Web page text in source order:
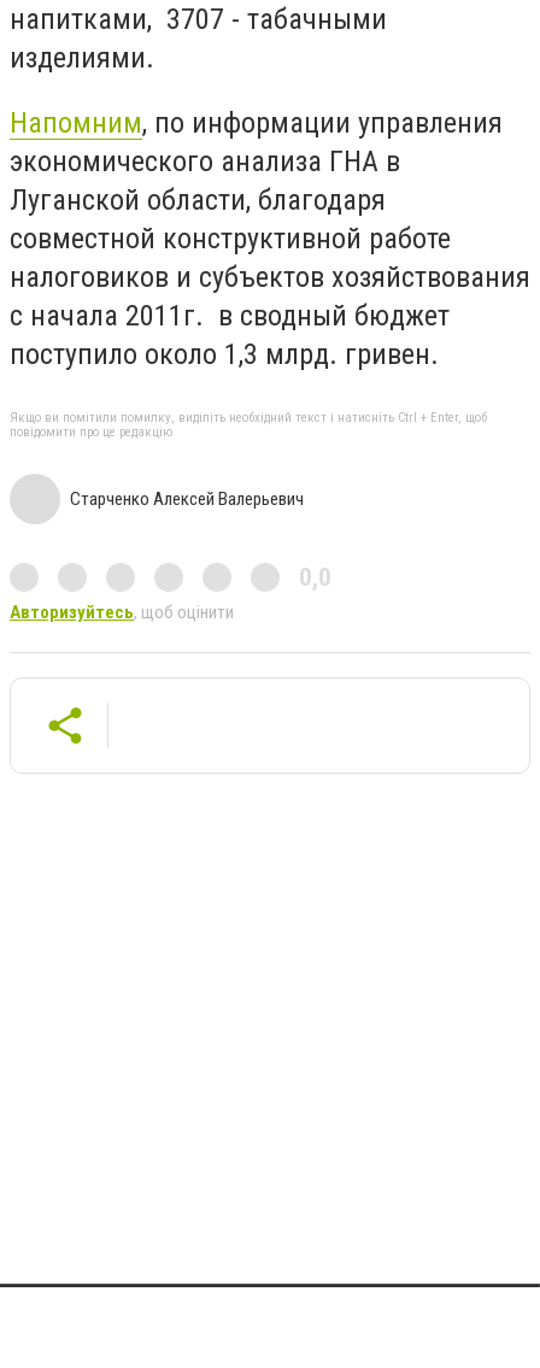
напитками, 3707 - табачными
изделиями.
Напомним, по информации управления
экономического анализа ГНА в
Луганской области, благодаря
совместной конструктивной работе
налоговиков и субъектов хозяйствования
с начала 2011г. в сводный бюджет
поступило около 1,3 млрд. гривен.
Якщо ви помітили помилку, виділіть необхідний текст і натисніть Ctrl + Enter, щоб
повідомити про це редакцію
Старченко Алексей Валерьевич
0,0
Авторизуйтесь, щоб оцінити